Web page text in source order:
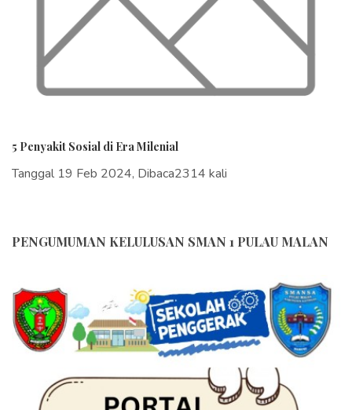
PENGUMUMAN KELULUSAN SMAN 1 PULAU MALAN
5 Penyakit Sosial di Era Milenial
Tanggal 19 Feb 2024, Dibaca2314 kali